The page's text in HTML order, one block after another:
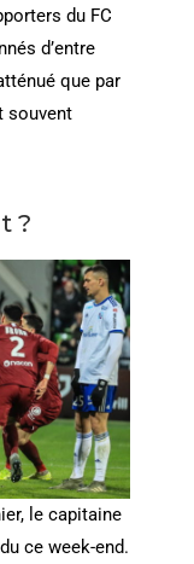
du FC
d’entre
que par
souvent
?
le capitaine
ce week-end.